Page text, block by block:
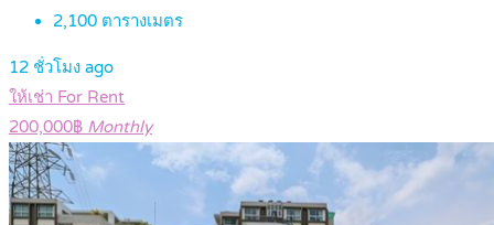
2,100 ตารางเมตร
12 ชั่วโมง ago
ให้เช่า For Rent
200,000฿ Monthly